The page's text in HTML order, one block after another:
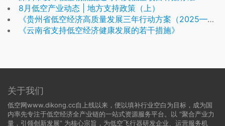
8月低空产业动态 | 地方支持政策（上）
《贵州省低空经济高质量发展三年行动方案（2025—2027年）》
《云南省支持低空经济健康发展的若干措施》
关于我们
低空网www.dikong.cc自上线以来，便以填补行业空白为目标，成为国
内率先专注于低空经济全产业链的一站式资源服务平台。以 “聚合产业力
量，引领创新发展” 为核心宗旨，为低空飞行器研发企业、运营服务机